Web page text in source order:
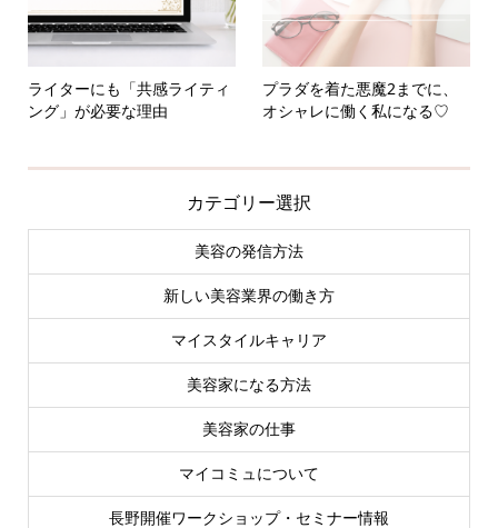
ライターにも「共感ライティ
ング」が必要な理由
プラダを着た悪魔2までに、
オシャレに働く私になる♡
カテゴリー選択
美容の発信方法
新しい美容業界の働き方
マイスタイルキャリア
美容家になる方法
美容家の仕事
マイコミュについて
長野開催ワークショップ・セミナー情報